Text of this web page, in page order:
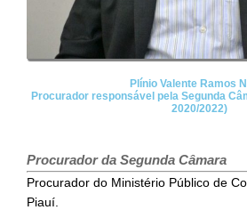
Plínio Valente Ramos
Procurador responsável pela Segunda
2020/2022)
Procurador da Segunda Câmara
Procurador do Ministério Público de
Piauí.